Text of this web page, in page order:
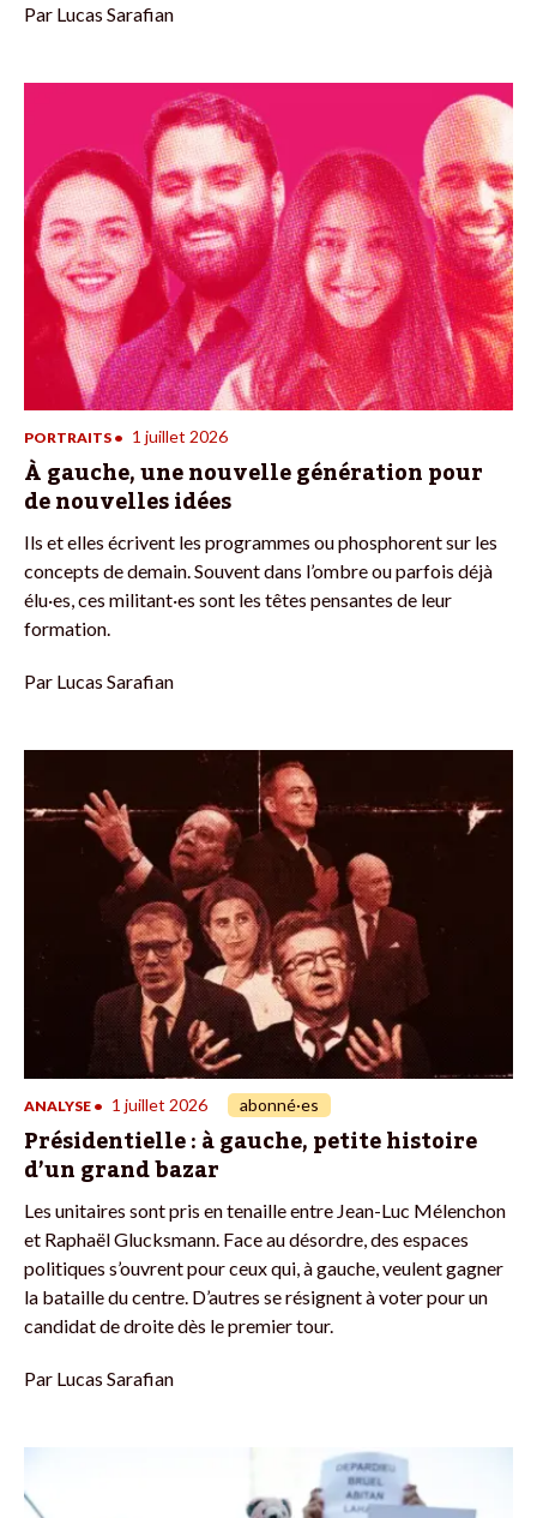
Par Lucas Sarafian
PORTRAITS • 1 juillet 2026
À gauche, une nouvelle génération pour
de nouvelles idées
Ils et elles écrivent les programmes ou phosphorent sur les
concepts de demain. Souvent dans l’ombre ou parfois déjà
élu·es, ces militant·es sont les têtes pensantes de leur
formation.
Par Lucas Sarafian
ANALYSE • 1 juillet 2026 abonné·es
Présidentielle : à gauche, petite histoire
d’un grand bazar
Les unitaires sont pris en tenaille entre Jean-Luc Mélenchon
et Raphaël Glucksmann. Face au désordre, des espaces
politiques s’ouvrent pour ceux qui, à gauche, veulent gagner
la bataille du centre. D’autres se résignent à voter pour un
candidat de droite dès le premier tour.
Par Lucas Sarafian